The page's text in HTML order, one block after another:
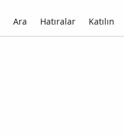
Ara Hatıralar Katılın